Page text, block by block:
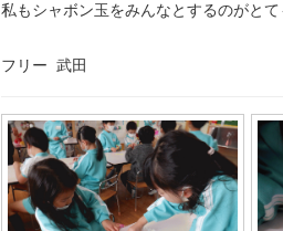
私もシャボン玉をみんなとするのがと
フリー 武田